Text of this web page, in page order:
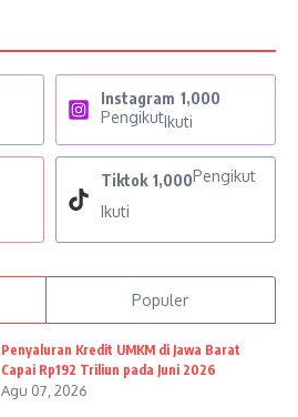
Instagram 1,000
PengikutIkuti
Tiktok 1,000Pengikut
Ikuti
Populer
Penyaluran Kredit UMKM di Jawa Barat
Capai Rp192 Triliun pada Juni 2026
Agu 07, 2026